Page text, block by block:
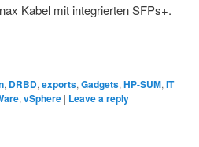
Kabel mit integrierten SFPs+.
, DRBD, exports, Gadgets, HP-SUM, IT
, vSphere | Leave a reply